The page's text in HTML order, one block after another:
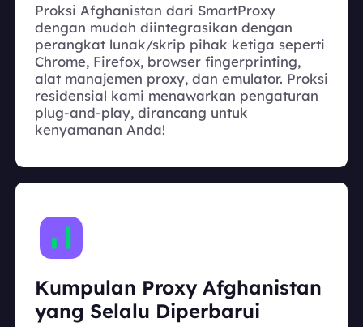
Proksi Afghanistan dari SmartProxy
dengan mudah diintegrasikan dengan
perangkat lunak/skrip pihak ketiga seperti
Chrome, Firefox, browser fingerprinting,
alat manajemen proxy, dan emulator. Proksi
residensial kami menawarkan pengaturan
plug-and-play, dirancang untuk
kenyamanan Anda!
Kumpulan Proxy Afghanistan
yang Selalu Diperbarui